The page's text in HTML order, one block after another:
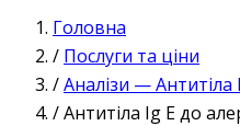
Головна
/ Послуги та ціни
/Аналізи — Антитіла
/Антитіла Ig E до